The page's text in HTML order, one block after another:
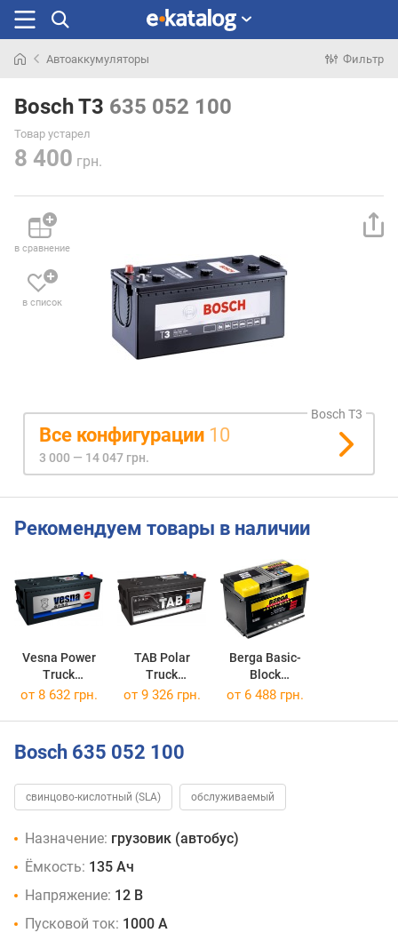
раньше
Автоаккумуляторы Фильтр
Bosch T3 635 052 100
Товар устарел
8 400 грн.
в сравнение
в список
Bosch T3
Все конфигурации 10
3 000 — 14 047 грн.
Рекомендуем товары в наличии
Vesna Power
Truck
Power Truck 150L
TAB Polar
Truck
Polar Truck 150L
Berga Basic-
Block
635 052 100
от 8 632 грн. от 9 326 грн. от 6 488 грн.
Bosch 635 052 100
свинцово-кислотный (SLA) обслуживаемый
Назначение: грузовик (автобус)
Ёмкость: 135 Ач
Напряжение: 12 В
Пусковой ток: 1000 А